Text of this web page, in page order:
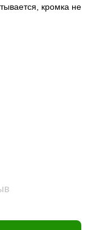
кромка не